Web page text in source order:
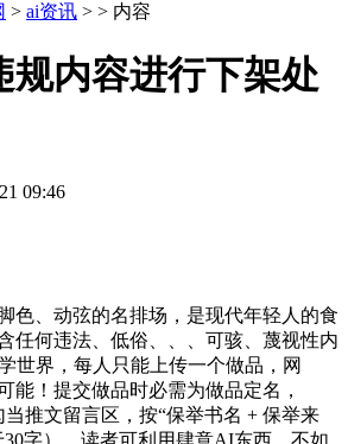
> ai资讯 > > 内容
规内容进行下架处
09:46
、动弦的名排场，是现代年轻人的食
任何违法、低俗、、、可骇、蔑视性内
世界，每人只能上传一个做品，网
能！提交做品时必需为做品定名，
当推文留言区，按“保举书名 + 保举来
字），读者可利用肆意AI东西，不如